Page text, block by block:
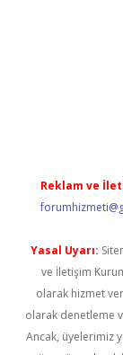
Reklam ve
Yasal Uyarı:
ve İletişim
olarak hizmet
olarak denetleme
Ancak, üyelerimiz